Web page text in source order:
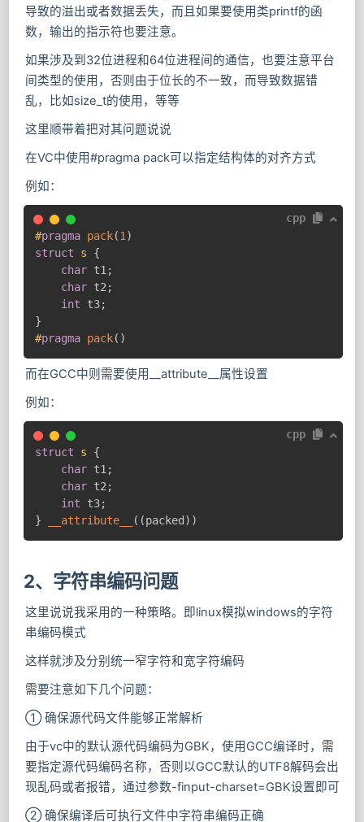
导致的溢出或者数据丢失，而且如果要使用类printf的函
数，输出的指示符也要注意。
如果涉及到32位进程和64位进程间的通信，也要注意平台
间类型的使用，否则由于位长的不一致，而导致数据错
乱，比如size_t的使用，等等
这里顺带着把对其问题说说
在VC中使用#pragma pack可以指定结构体的对齐方式
例如：
cpp
#pragma pack(1 )
struct
s
{
char t1 ;
char t2 ;
int t3;
}
#pragma pack( )
而在GCC中则需要使用__attribute__属性设置
例如：
cpp
struct
s
{
char t1 ;
char t2 ;
int t3;
}
__attribute__ ( (packed) )
2、字符串编码问题
这里说说我采用的一种策略。即linux模拟windows的字符
串编码模式
这样就涉及分别统一窄字符和宽字符编码
需要注意如下几个问题：
① 确保源代码文件能够正常解析
由于vc中的默认源代码编码为GBK，使用GCC编译时，需
要指定源代码编码名称，否则以GCC默认的UTF8解码会出
现乱码或者报错，通过参数-finput-charset=GBK设置即可
② 确保编译后可执行文件中字符串编码正确